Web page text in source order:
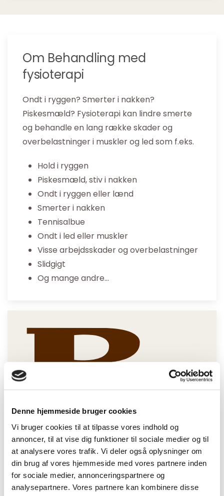
Denne hjemmeside bruger cookies
Vi bruger cookies til at tilpasse vores indhold og
annoncer, til at vise dig funktioner til sociale medier og til
at analysere vores trafik. Vi deler også oplysninger om
din brug af vores hjemmeside med vores partnere inden
for sociale medier, annonceringspartnere og
analysepartnere. Vores partnere kan kombinere disse
Om Behandling med
fysioterapi
Ondt i ryggen? Smerter i nakken?
Piskesmæld? Fysioterapi kan lindre smerte
og behandle en lang række skader og
overbelastninger i muskler og led som f.eks.
Hold i ryggen
Piskesmæld, stiv i nakken
Ondt i ryggen eller lænd
Smerter i nakken
Tennisalbue
Ondt i led eller muskler
Visse arbejdsskader og overbelastninger
Slidgigt
Og mange andre…
Altid faglig kompetent
Mere end 135 medarbejdere hos BeneFiT
klinikker i Danmark står klar til at hjælpe dig!
Vi holder os løbende opdateret på den